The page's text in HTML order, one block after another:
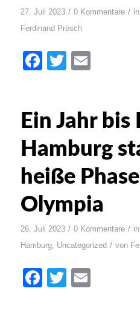
27. Juli 2023 / 0 Kommentare / in
Ferdinand Prösch
Facebook
Twitter
Ein Jahr bis
Hamburg
heiße
Olympia
26. Juli 2023 / 0 Kommentare / in
Hamburg, Uncategorized / von
Facebook
Twitter